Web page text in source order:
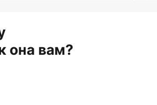
она вам?